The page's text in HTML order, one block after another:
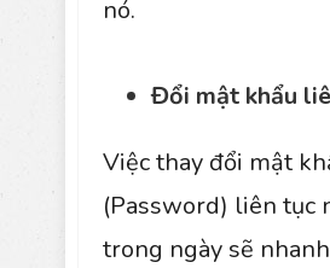
nó.
Đổi mật khẩu
Việc thay đổi mật
(Password) liên tục
trong ngày sẽ